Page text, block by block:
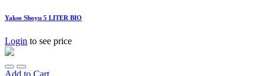
Yakso Shoyu 5 LITER BIO
Login to see price